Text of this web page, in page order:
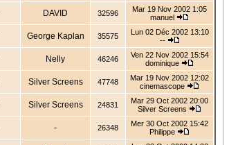
DAVID 32596
Mar 19 Nov 2002 1:05
manuel
George Kaplan 35575
Lun 02 Déc 2002 13:10
--
Nelly 46246
Ven 22 Nov 2002 15:54
dominique
Silver Screens 47748
Mar 19 Nov 2002 12:02
cinemascope
Silver Screens 24831
Mar 29 Oct 2002 20:00
Silver Screens
- 26348
Mer 30 Oct 2002 15:42
Philippe